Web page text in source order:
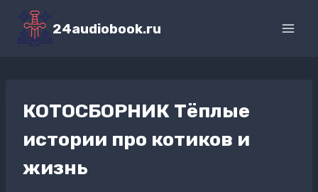
Перейти
содержимому
24audiobook.ru
КОТОСБОРНИК Тёплые
истории про котиков и
жизнь